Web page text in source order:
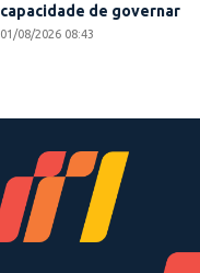
capacidade de governar
01/08/2026 08:43